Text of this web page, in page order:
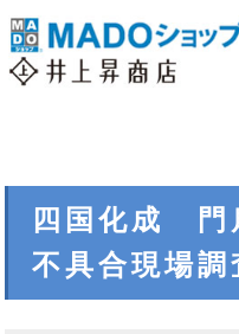
四国化成
不具合現場